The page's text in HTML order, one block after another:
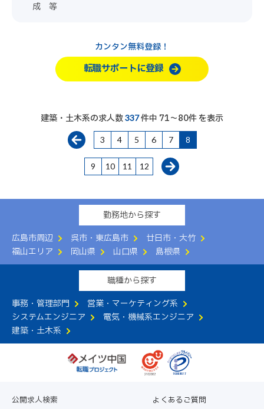
成 等
カンタン無料登録！
転職サポートに登録
建築・土木系の求人数337件中 71～80件 を表示
3 4 5 6 7 8
9 10 11 12
勤務地から探す
広島市周辺
呉市・東広島市
廿日市・大竹
福山エリア
岡山県 山口県 島根県
職種から探す
事務・管理部門
営業・マーケティング系
システムエンジニア
電気・機械系エンジニア
建築・土木系
公開求人検索
よくあるご質問